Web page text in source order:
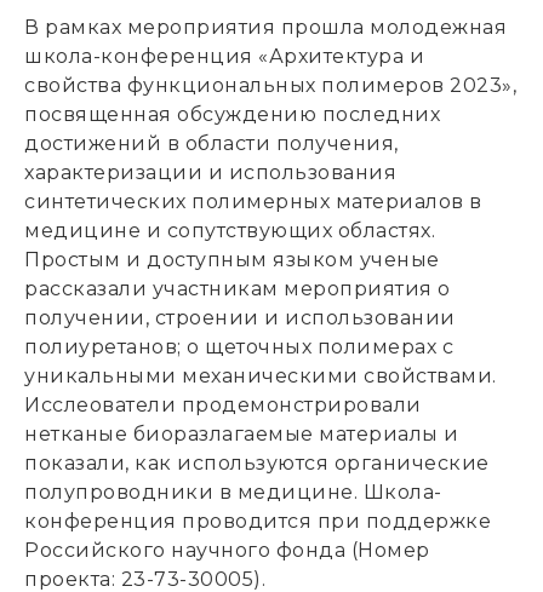
В рамках мероприятия прошла молодежная
школа-конференция «Архитектура и
свойства функциональных полимеров 2023»,
посвященная обсуждению последних
достижений в области получения,
характеризации и использования
синтетических полимерных материалов в
медицине и сопутствующих областях.
Простым и доступным языком ученые
рассказали участникам мероприятия о
получении, строении и использовании
полиуретанов; о щеточных полимерах с
уникальными механическими свойствами.
Исслеователи продемонстрировали
нетканые биоразлагаемые материалы и
показали, как используются органические
полупроводники в медицине. Школа-
конференция проводится при поддержке
Российского научного фонда (Номер
проекта: 23-73-30005).